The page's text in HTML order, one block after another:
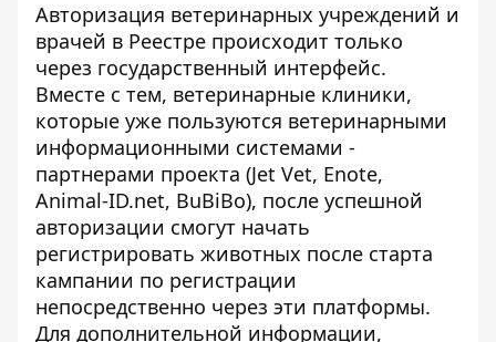
Авторизация ветеринарных учреждений и
врачей в Реестре происходит только
через государственный интерфейс.
Вместе с тем, ветеринарные клиники,
которые уже пользуются ветеринарными
информационными системами -
партнерами проекта (Jet Vet, Enote,
Animal-ID.net, BuBiBo), после успешной
авторизации смогут начать
регистрировать животных после старта
кампании по регистрации
непосредственно через эти платформы.
Для дополнительной информации,